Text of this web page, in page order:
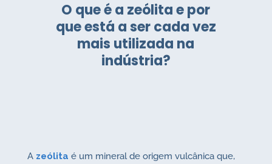
O que é a zeólita e por
que está a ser cada vez
mais utilizada na
indústria?
A zeólita é um mineral de origem vulcânica que,